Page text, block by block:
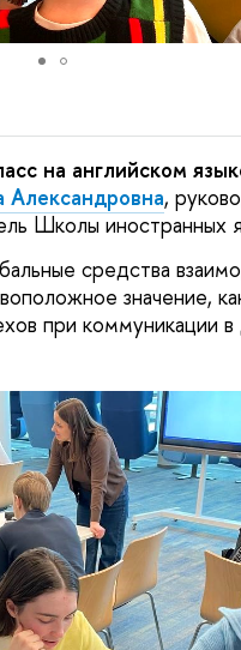
на английском
Александровна,
Школы
средства
значение,
при коммуникации